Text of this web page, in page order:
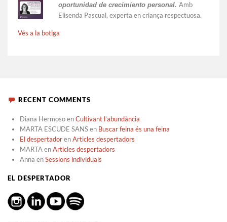
oportunidad de crecimiento personal. Amb
Elisenda Pascual, experta en criança respectuosa.
Vés a la botiga
RECENT COMMENTS
Diana HermosoenCultivant l’abundància
MARTA ESCUDE SANSen Buscar feina és una feina
El despertadorenArticles despertadors
MARTAenArticles despertadors
Anna enSessions individuals
EL DESPERTADOR